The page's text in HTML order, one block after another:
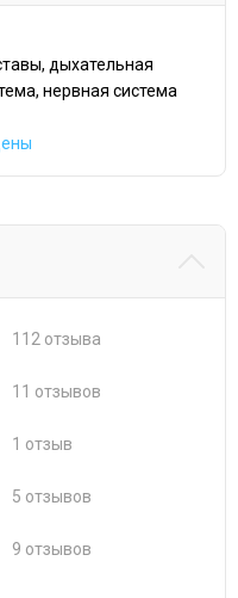
дыхательная
нервная система
112 отзыва
11 отзывов
1 отзыв
5 отзывов
9 отзывов